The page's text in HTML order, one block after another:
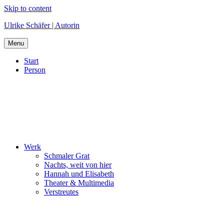
Skip to content
Ulrike Schäfer | Autorin
Menu
Start
Person
Werk
Schmaler Grat
Nachts, weit von hier
Hannah und Elisabeth
Theater & Multimedia
Verstreutes